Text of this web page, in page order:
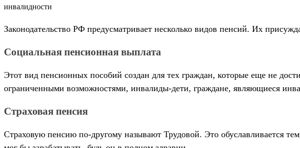
инвалидности
Законодательство РФ предусматривает несколько видов пенсий. Их
Социальная пенсионная выплата
Этот вид пенсионных пособий создан для тех граждан, которые еще не
ограниченными возможностями, инвалиды-дети, граждане, являющиеся
Страховая пенсия
Страховую пенсию по-другому называют Трудовой. Это обуславливается